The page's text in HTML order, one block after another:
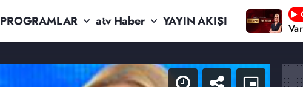
PROGRAMLAR atv Haber YAYIN AKIŞI